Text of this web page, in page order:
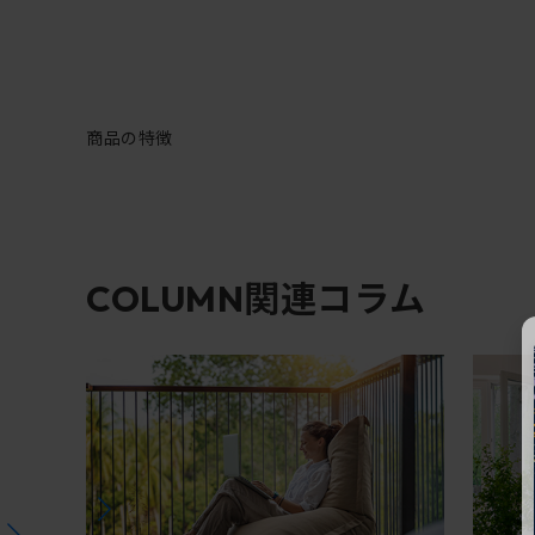
商品の特徴
COLUMN関連コラム